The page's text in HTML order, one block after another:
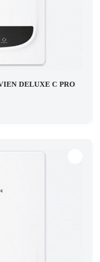
DELUXE С PRO